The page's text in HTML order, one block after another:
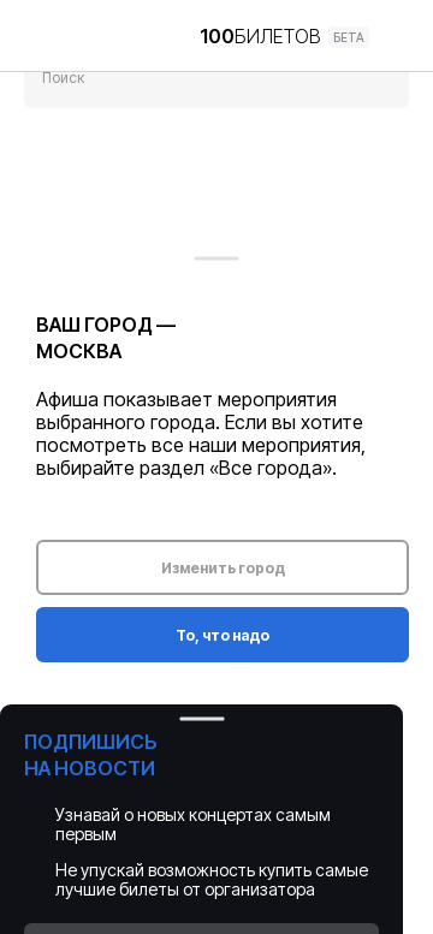
Поиск
ВАШ ГОРОД —
МОСКВА
Афиша показывает мероприятия
выбранного города. Если вы хотите
посмотреть все наши мероприятия,
выбирайте раздел «Все города».
Изменить город
То, что надо
ПОДПИШИСЬ
НА НОВОСТИ
Узнавай о новых концертах самым
первым
Не упускай возможность купить самые
лучшие билеты от организатора
100БИЛЕТОВ БЕТА